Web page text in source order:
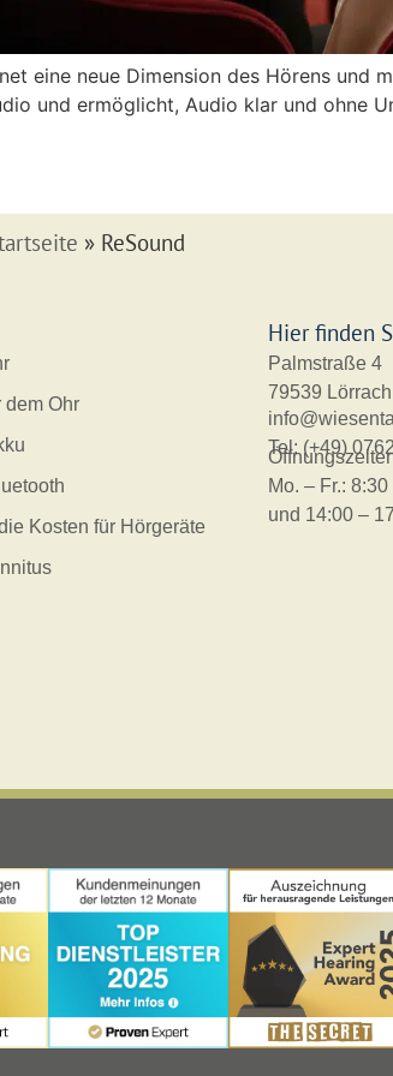
eine neue Dimension des Hörens und
und ermöglicht, Audio klar und ohne
» ReSound
dem Ohr
Kosten für Hörgeräte
Hier finden
Palmstraße 4
79539 Lörrach
Tel: (+49)
Mo. – Fr.:
und 14:00 –